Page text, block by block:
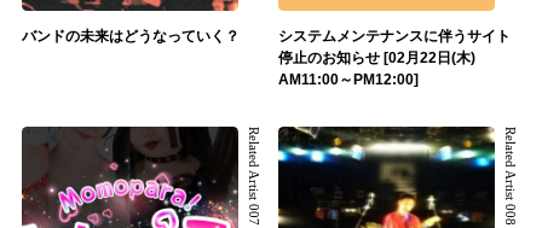
バンドの未来はどうなっていく？
システムメンテナンスに伴うサイト
停止のお知らせ [02月22日(木)
AM11:00～PM12:00]
Related Artist 007 Related Artist 008